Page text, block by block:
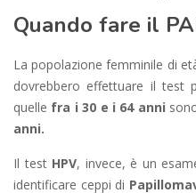
Quando fare il
La popolazione femminile di
dovrebbero effettuare il test
quelle fra i 30 e i 64 anni
anni.
Il test HPV, invece, è un
identificare ceppi di